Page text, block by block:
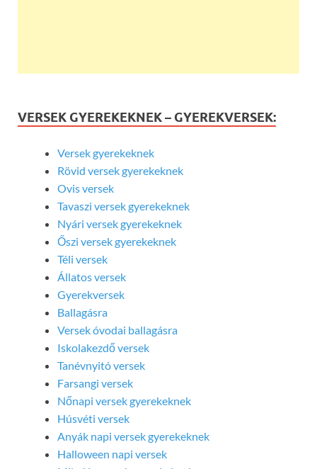
VERSEK GYEREKEKNEK – GYEREKVERSEK:
Versek gyerekeknek
Rövid versek gyerekeknek
Ovis versek
Tavaszi versek gyerekeknek
Nyári versek gyerekeknek
Őszi versek gyerekeknek
Téli versek
Állatos versek
Gyerekversek
Ballagásra
Versek óvodai ballagásra
Iskolakezdő versek
Tanévnyitó versek
Farsangi versek
Nőnapi versek gyerekeknek
Húsvéti versek
Anyák napi versek gyerekeknek
Halloween napi versek